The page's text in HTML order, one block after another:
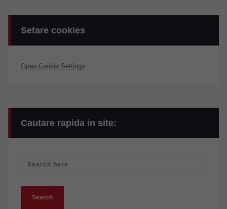
Setare cookies
Open Cookie Settings
Cautare rapida in site: